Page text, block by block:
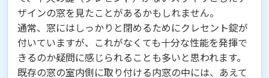
ザインの窓を見たことがあるかもしれません。
通常、窓にはしっかりと閉めるためにクレセント錠が
付いていますが、これがなくても十分な性能を発揮で
きるのか疑問に感じられることも多いと思われます。
既存の窓の室内側に取り付ける内窓の中には、あえて